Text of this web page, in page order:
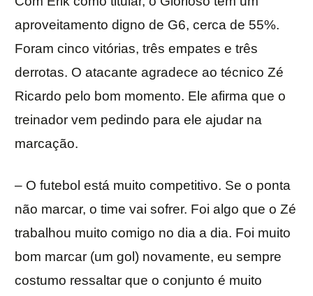
aproveitamento digno de G6, cerca de 55%.
Foram cinco vitórias, três empates e três
derrotas. O atacante agradece ao técnico Zé
Ricardo pelo bom momento. Ele afirma que o
treinador vem pedindo para ele ajudar na
marcação.
– O futebol está muito competitivo. Se o ponta
não marcar, o time vai sofrer. Foi algo que o Zé
trabalhou muito comigo no dia a dia. Foi muito
bom marcar (um gol) novamente, eu sempre
costumo ressaltar que o conjunto é muito